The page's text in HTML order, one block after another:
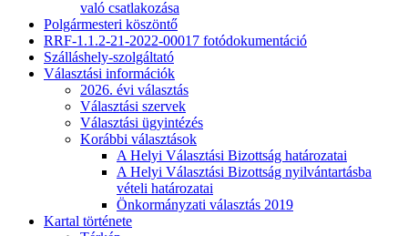
való csatlakozása
Polgármesteri köszöntő
RRF-1.1.2-21-2022-00017 fotódokumentáció
Szálláshely-szolgáltató
Választási információk
2026. évi választás
Választási szervek
Választási ügyintézés
Korábbi választások
A Helyi Választási Bizottság határozatai
A Helyi Választási Bizottság nyilvántartásba
vételi határozatai
Önkormányzati választás 2019
Kartal története